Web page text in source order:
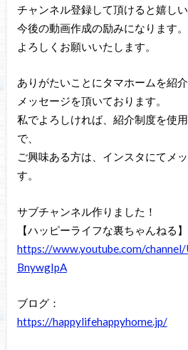
チャンネル登録して頂けると嬉しい
今後の動画作成の励みになります。
よろしくお願いいたします。
ありがたいことにタマホームを紹
メッセージを頂いております。
私でよろしければ、紹介制度を使
で、
ご興味ある方は、インスタにてメ
す。
サブチャンネル作りました！
【ハッピーライフな裏ちゃんねる】
https://www.youtube.com/
BnywgIpA
ブログ：
https://happylifehappyhome.jp/